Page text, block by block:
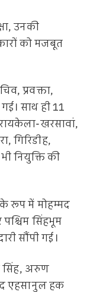
उनकी
को मजबूत
प्रवक्ता,
साथ ही 11
खरसावां,
गिरिडीह,
नियुक्ति की
रूप में मोहम्मद
सिंहभूम
सौंपी गई।
सिंह, अरुण
एहसानुल हक